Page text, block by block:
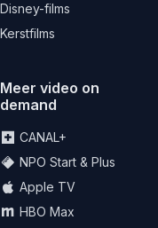
Disney-films
Kerstfilms
Meer video on
demand
CANAL+
NPO Start & Plus
Apple TV
HBO Max